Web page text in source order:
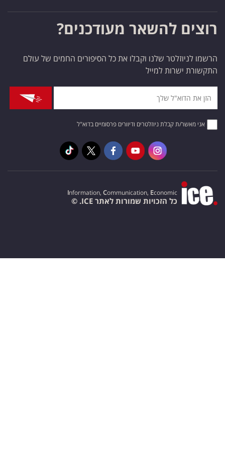
רוצים להשאר מעודכנים?
הרשמו לניוזלטר שלנו וקבלו את כל הסיפורים החמים של עולם
התקשורת ישרות למייל
אני מאשר/ת קבלת ניוזלטרים ודיוורים פרסומיים בדוא"ל
Information, Communication, Economic
כל הזכויות שמורות לאתר ICE. ©